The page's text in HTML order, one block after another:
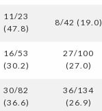
11/23
(47.8)
8/42 (19.0)
16/53
(30.2)
27/100
(27.0)
30/82
(36.6)
36/134
(26.9)